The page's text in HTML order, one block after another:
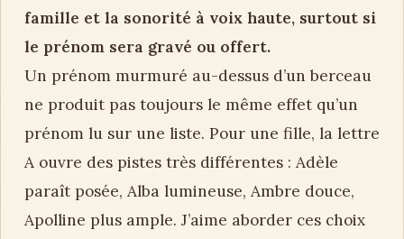
famille et la sonorité à voix haute, surtout si
le prénom sera gravé ou offert.
Un prénom murmuré au-dessus d’un berceau
ne produit pas toujours le même effet qu’un
prénom lu sur une liste. Pour une fille, la lettre
A ouvre des pistes très différentes : Adèle
paraît posée, Alba lumineuse, Ambre douce,
Apolline plus ample. J’aime aborder ces choix